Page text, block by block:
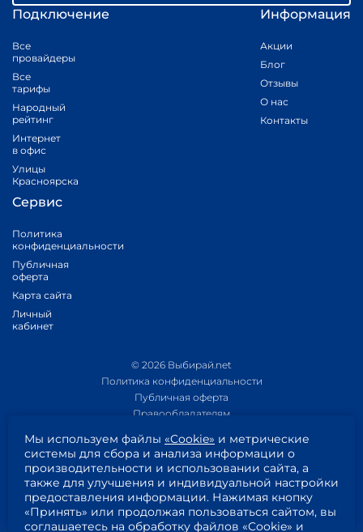
Подключение
Все
провайдеры
Все
тарифы
Народный
рейтинг
Интернет
в офис
Улицы
Красноярска
Информация
Акции
Блог
Отзывы
О нас
Контакты
Сервис
Политика
конфиденциальности
Публичная
оферта
Карта сайта
Личный
кабинет
© 2026 Выбирай.net
Политика конфиденциальности
Публичная оферта
Правообладателям
Приложение 1
Приложение 2
Согласие на обработку персональных данных
Пользовательское соглашение
Мы используем файлы «Cookie» и метрические
системы для сбора и анализа информации о
производительности и использовании сайта, а
также для улучшения и индивидуальной настройки
предоставления информации. Нажимая кнопку
«Принять» или продолжая пользоваться сайтом, вы
соглашаетесь на обработку файлов «Cookie» и